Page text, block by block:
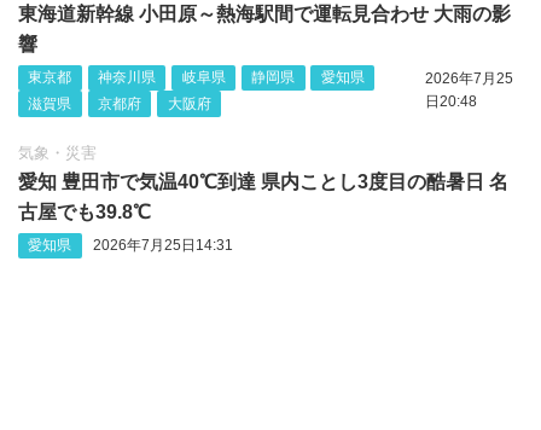
東海道新幹線 小田原～熱海駅間で運転見合わせ 大雨の影
響
東京都 神奈川県 岐阜県 静岡県
愛知県
滋賀県
京都府 大阪府
2026年7月25
日20:48
気象・災害
愛知 豊田市で気温40℃到達 県内ことし3度目の酷暑日 名
古屋でも39.8℃
愛知県 2026年7月25日14:31